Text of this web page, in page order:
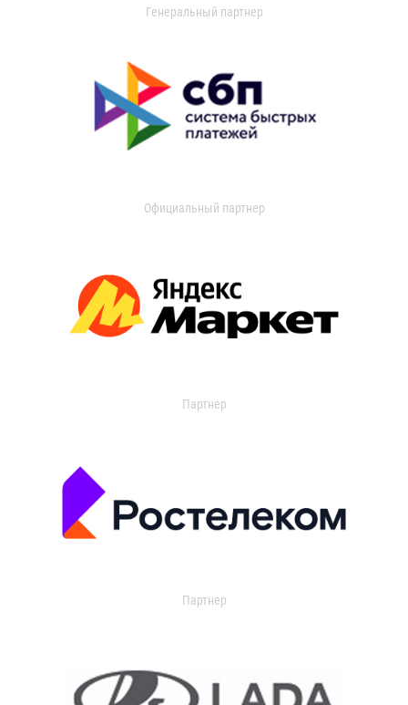
Генеральный партнер
Официальный партнер
Партнер
Партнер